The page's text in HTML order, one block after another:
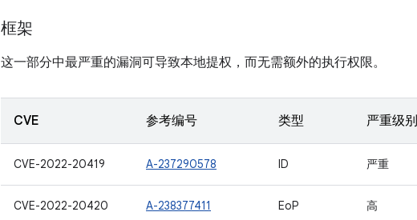
框架
这一部分中最严重的漏洞可导致本地提权，而无需额外的执行权限。
CVE 参考编号 类型 严重级别
CVE-2022-20419 A-237290578 ID 严重
CVE-2022-20420 A-238377411 EoP 高